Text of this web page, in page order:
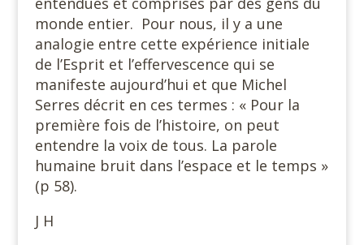
monde entier. Pour nous, il y a une
analogie entre cette expérience initiale
de l’Esprit et l’effervescence qui se
manifeste aujourd’hui et que Michel
Serres décrit en ces termes : « Pour la
première fois de l’histoire, on peut
entendre la voix de tous. La parole
humaine bruit dans l’espace et le temps »
(p 58).
J H